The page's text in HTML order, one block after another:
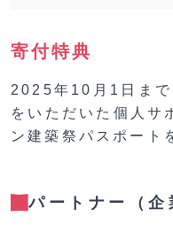
寄付特典
2025年10月1日まで
をいただいた個人サ
ン建築祭パスポート
パートナー（企